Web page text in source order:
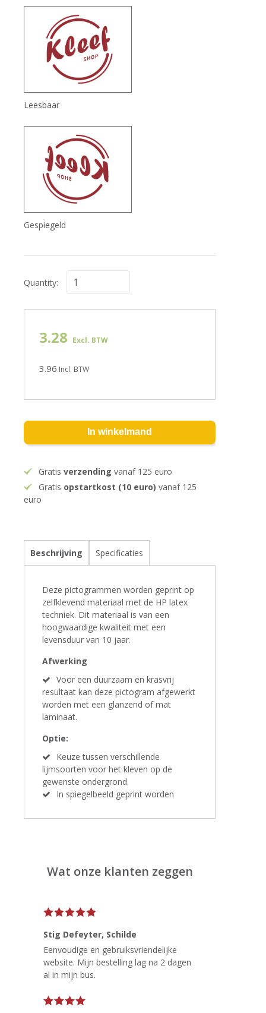
Leesbaar
Gespiegeld
Quantity:
3.28 Excl. BTW
3.96 Incl. BTW
In winkelmand
Gratisverzending vanaf 125 euro
Gratis opstartkost (10 euro) vanaf 125
euro
Beschrijving Specificaties
Deze pictogrammen worden geprint op
zelfklevend materiaal met de HP latex
techniek. Dit materiaal is van een
hoogwaardige kwaliteit met een
levensduur van 10 jaar.
Afwerking
Voor een duurzaam en krasvrij
resultaat kan deze pictogram afgewerkt
worden met een glanzend of mat
laminaat.
Optie:
Keuze tussen verschillende
lijmsoorten voor het kleven op de
gewenste ondergrond.
In spiegelbeeld geprint worden
Wat onze klanten zeggen
Stig Defeyter, Schilde
Eenvoudige en gebruiksvriendelijke
website. Mijn bestelling lag na 2 dagen
al in mijn bus.